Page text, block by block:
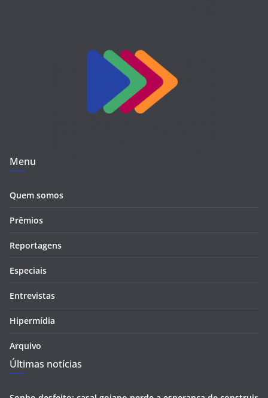
Menu
Quem somos
Prêmios
Reportagens
Especiais
Entrevistas
Hipermídia
Arquivo
Últimas notícias